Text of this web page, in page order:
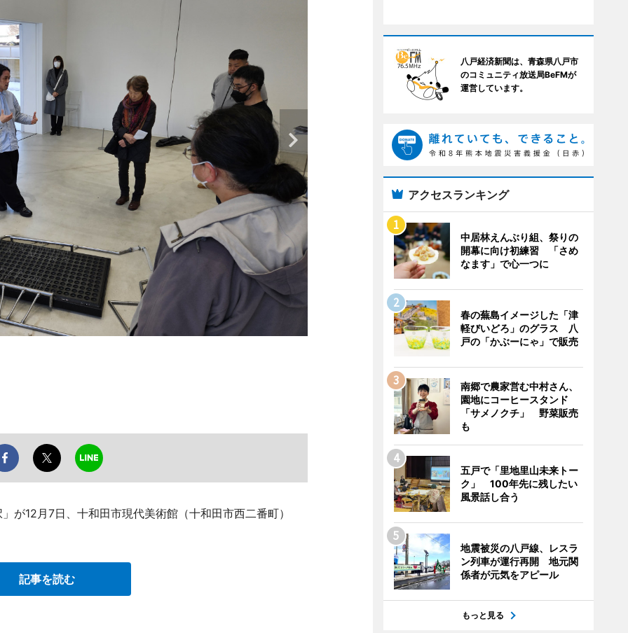
が12月7日、十和田市現代美術館（十和田市西二番町）
記事を読む
八戸経済新聞は、青森県八戸市
のコミュニティ放送局BeFMが
運営しています。
アクセスランキング
中居林えんぶり組、祭りの
開幕に向け初練習 「さめ
なます」で心一つに
春の蕪島イメージした「津
軽びいどろ」のグラス 八
戸の「かぶーにゃ」で販売
南郷で農家営む中村さん、
園地にコーヒースタンド
「サメノクチ」 野菜販売
も
五戸で「里地里山未来トー
ク」 100年先に残したい
風景話し合う
地震被災の八戸線、レスラ
ン列車が運行再開 地元関
係者が元気をアピール
もっと見る